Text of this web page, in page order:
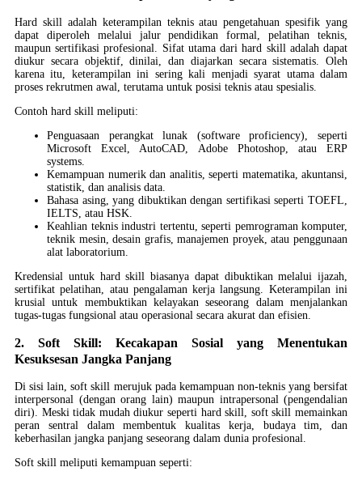
Hard skill adalah keterampilan teknis atau pengetahuan spesifik yang
dapat diperoleh melalui jalur pendidikan formal, pelatihan teknis,
maupun sertifikasi profesional. Sifat utama dari hard skill adalah dapat
diukur secara objektif, dinilai, dan diajarkan secara sistematis. Oleh
karena itu, keterampilan ini sering kali menjadi syarat utama dalam
proses rekrutmen awal, terutama untuk posisi teknis atau spesialis.
Contoh hard skill meliputi:
Penguasaan perangkat lunak (software proficiency), seperti
Microsoft Excel, AutoCAD, Adobe Photoshop, atau ERP
systems.
Kemampuan numerik dan analitis, seperti matematika, akuntansi,
statistik, dan analisis data.
Bahasa asing, yang dibuktikan dengan sertifikasi seperti TOEFL,
IELTS, atau HSK.
Keahlian teknis industri tertentu, seperti pemrograman komputer,
teknik mesin, desain grafis, manajemen proyek, atau penggunaan
alat laboratorium.
Kredensial untuk hard skill biasanya dapat dibuktikan melalui ijazah,
sertifikat pelatihan, atau pengalaman kerja langsung. Keterampilan ini
krusial untuk membuktikan kelayakan seseorang dalam menjalankan
tugas-tugas fungsional atau operasional secara akurat dan efisien.
2. Soft Skill: Kecakapan Sosial yang Menentukan
Kesuksesan Jangka Panjang
Di sisi lain, soft skill merujuk pada kemampuan non-teknis yang bersifat
interpersonal (dengan orang lain) maupun intrapersonal (pengendalian
diri). Meski tidak mudah diukur seperti hard skill, soft skill memainkan
peran sentral dalam membentuk kualitas kerja, budaya tim, dan
keberhasilan jangka panjang seseorang dalam dunia profesional.
Soft skill meliputi kemampuan seperti: